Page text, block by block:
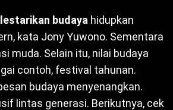
budaya hidupkan
kata Jony Yuwono. Sementara
muda. Selain itu, nilai budaya
contoh, festival tahunan.
budaya menyenangkan.
lintas generasi. Berikutnya, cek